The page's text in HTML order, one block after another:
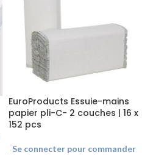
EuroProducts Essuie-mains
papier pli-C- 2 couches | 16 x
152 pcs
Se connecter pour commander